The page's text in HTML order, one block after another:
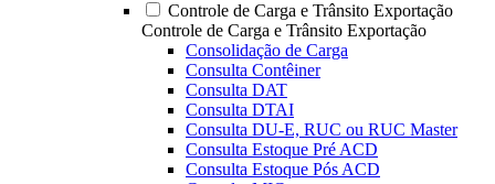
Controle de Carga e Trânsito Exportação
Controle de Carga e Trânsito Exportação
Consolidação de Carga
Consulta Contêiner
Consulta DAT
Consulta DTAI
Consulta DU-E, RUC ou RUC Master
Consulta Estoque Pré ACD
Consulta Estoque Pós ACD